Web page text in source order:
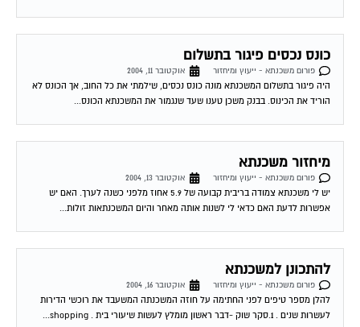
כונס נכסים פיגור בתשלום
פורום משכנתא - ייעוץ ומיחזור
אוקטובר 11, 2004
היה פיגור בתשלום המשכנתא מונה כונס נכסים, שילמתי את כל החוב, אך הכונס לא
הוריד את הכינוס. בבנק משכן טענו שעד שנגמור את המשכנתא הכונס...
מיחזור משכנתא
פורום משכנתא - ייעוץ ומיחזור
יש לי משכנתא צמודה בריבית קבועה של 5.9 אחוז מלפני כשנה לערך. האם יש
אפשרות לדעת האם כדאי לי לשנות אותה מאחר והיום המשכנתאות זולות...
להתכונן למשכנתא
פורום משכנתא - ייעוץ ומיחזור
להלן מספר טיפים לפני החתימה על חוזה המשכנתה המשעבד את רוכשי הדירות
לעשרות שנים . 1.סקר שוק -דבר ראשון מומלץ לעשות שיעורי בית . shopping...